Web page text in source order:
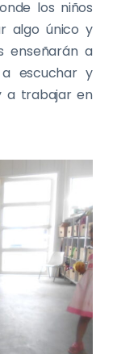
los niños
algo único y
enseñarán a
escuchar y
a trabajar en